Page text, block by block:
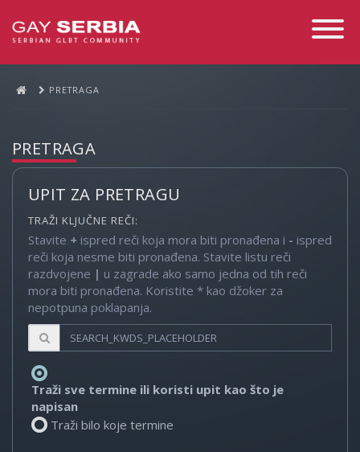
Toggle
PRETRAGA
PRETRAGA
UPIT ZA PRETRAGU
TRAŽI KLJUČNE REČI:
Stavite + ispred reči koja mora biti pronađena i - ispred
reči koja nesme biti pronađena. Stavite listu reči
razdvojene | u zagrade ako samo jedna od tih reči
mora biti pronađena. Koristite * kao džoker za
nepotpuna poklapanja.
Traži sve termine ili koristi upit kao što je
napisan
Traži bilo koje termine